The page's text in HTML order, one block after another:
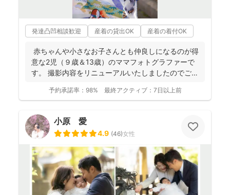
発達凸凹相談歓迎 産着の貸出OK 産着の着付OK
赤ちゃんや小さなお子さんとも仲良しになるのが得
意な2児（９歳＆13歳）のママフォトグラファーで
す。 撮影内容をリニューアルいたしましたのでご案
予約承諾率： 98% 最終アクティブ： 7日以上前
小原 愛
4.9 (46)女性